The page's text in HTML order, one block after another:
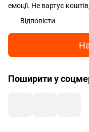
емоції. Не вартує
Відповісти
Поширити у